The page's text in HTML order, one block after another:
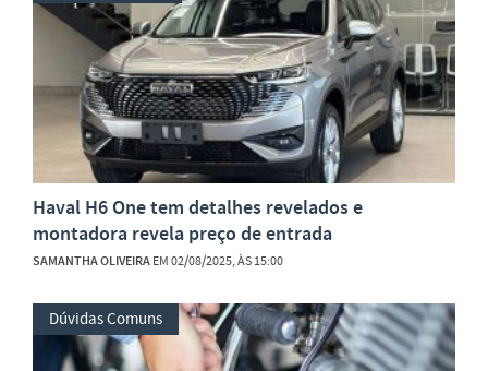
Haval H6 One tem detalhes revelados e
montadora revela preço de entrada
SAMANTHA OLIVEIRAEM 02/08/2025, ÀS 15:00
Dúvidas Comuns